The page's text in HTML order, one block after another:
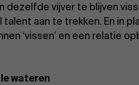
dezelfde vijver te blijven
aan te trekken. En in
‘vissen’ en een relatie
wateren